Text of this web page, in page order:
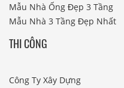
Mẫu Nhà Ống Đẹp 3 Tầng
Mẫu Nhà 3 Tầng Đẹp Nhất
THI CÔNG
Công Ty Xây Dựng